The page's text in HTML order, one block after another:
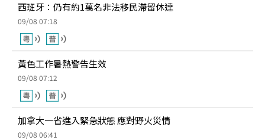
西班牙：仍有約1萬名非法移民滯留休達
09/08 07:18
黃色工作暑熱警告生效
09/08 07:12
加拿大一省進入緊急狀態 應對野火災情
09/08 06:41